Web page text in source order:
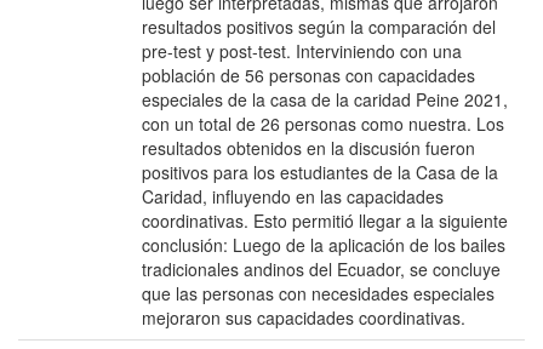
resultados positivos según la comparación del
pre-test y post-test. Interviniendo con una
población de 56 personas con capacidades
especiales de la casa de la caridad Peine 2021,
con un total de 26 personas como nuestra. Los
resultados obtenidos en la discusión fueron
positivos para los estudiantes de la Casa de la
Caridad, influyendo en las capacidades
coordinativas. Esto permitió llegar a la siguiente
conclusión: Luego de la aplicación de los bailes
tradicionales andinos del Ecuador, se concluye
que las personas con necesidades especiales
mejoraron sus capacidades coordinativas.